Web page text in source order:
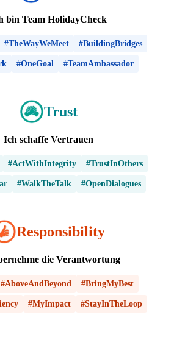
bin Team HolidayCheck
#TheWayWeMeet #BuildingBridges
#OneGoal #TeamAmbassador
Trust
Ich schaffe Vertrauen
#ActWithIntegrity #TrustInOthers
#WalkTheTalk #OpenDialogues
Responsibility
die Verantwortung
#AboveAndBeyond #BringMyBest
#MyImpact #StayInTheLoop